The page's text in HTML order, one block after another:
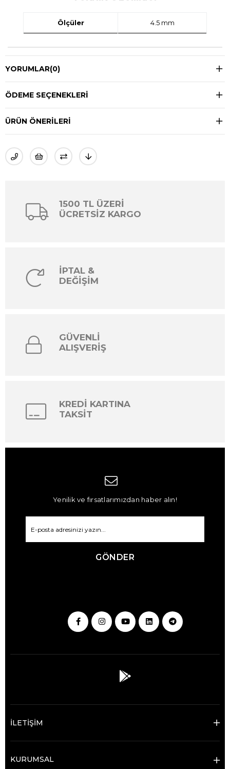
Ölçüler 4.5 mm
YORUMLAR(0)
ÖDEME SEÇENEKLERI
ÜRÜN ÖNERILERI
1500 TL ÜZERİ
ÜCRETSİZ KARGO
İPTAL &
DEĞİŞİM
GÜVENLİ
ALIŞVERİŞ
KREDİ KARTINA
TAKSİT
Yenilik ve fırsatlarımızdan haber alın!
GÖNDER
İLETİŞİM
KURUMSAL